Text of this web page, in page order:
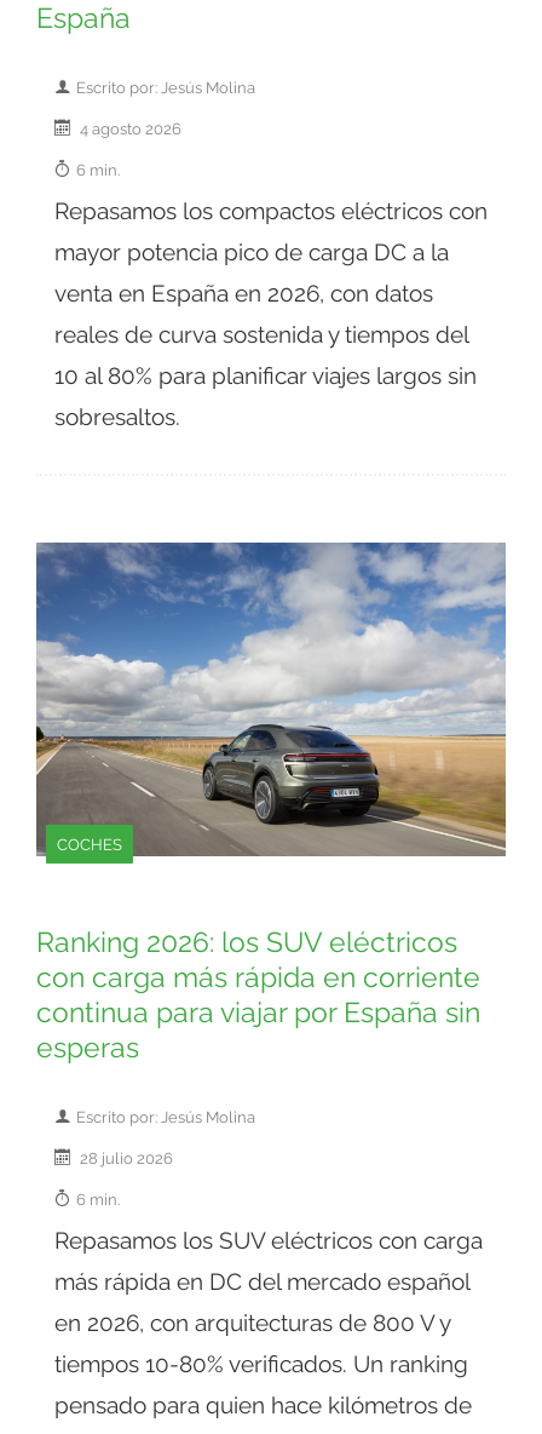
España
Escrito por: Jesús Molina
4 agosto 2026
6 min.
Repasamos los compactos eléctricos con
mayor potencia pico de carga DC a la
venta en España en 2026, con datos
reales de curva sostenida y tiempos del
10 al 80% para planificar viajes largos sin
sobresaltos.
COCHES
Ranking 2026: los SUV eléctricos
con carga más rápida en corriente
continua para viajar por España sin
esperas
Escrito por: Jesús Molina
28 julio 2026
6 min.
Repasamos los SUV eléctricos con carga
más rápida en DC del mercado español
en 2026, con arquitecturas de 800 V y
tiempos 10-80% verificados. Un ranking
pensado para quien hace kilómetros de